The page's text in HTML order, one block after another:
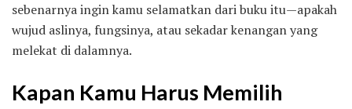
sebenarnya ingin kamu selamatkan dari buku itu—apakah
wujud aslinya, fungsinya, atau sekadar kenangan yang
melekat di dalamnya.
Kapan Kamu Harus Memilih